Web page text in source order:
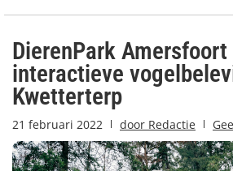
DierenPark Amersfoort
interactieve
Kwetterterp
21 februari 2022 door Redactie